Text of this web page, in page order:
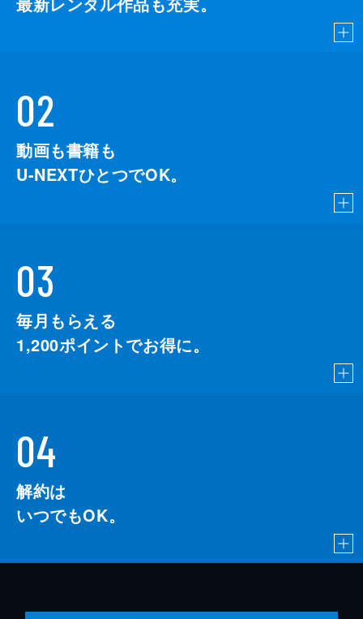
02
動画も書籍も
U-NEXTひとつでOK。
03
毎月もらえる
1,200ポイントでお得に。
04
解約は
いつでもOK。